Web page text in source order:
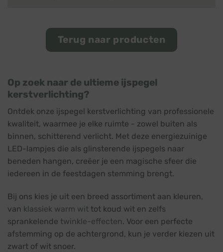
Terug naar producten
Op zoek naar de ultieme ijspegel
kerstverlichting?
Ontdek onze ijspegel kerstverlichting van professionele
kwaliteit, waarmee je elke ruimte - zowel buiten als
binnen, schitterend verlicht. Met deze energiezuinige
LED-lampjes die als glinsterende ijspegels naar
beneden hangen, creëer je een magische sfeer die
iedereen in de feestdagen stemming brengt.
Bij ons kies je uit een breed assortiment aan kleuren,
van klassiek warm wit tot koud wit en zelfs
sprankelende twinkle-effecten. Voor een perfecte
afstemming op de achtergrond, kun je verder kiezen uit
zwart of wit snoer.